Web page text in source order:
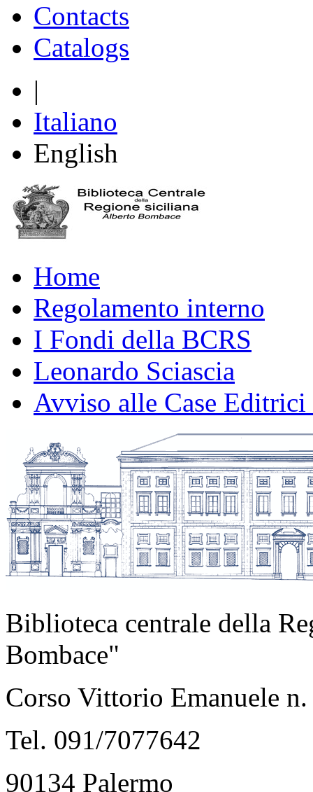
Contacts
Catalogs
|
Italiano
English
Home
Regolamento interno
I Fondi della BCRS
Leonardo Sciascia
Avviso alle Case
Biblioteca centrale della
Bombace"
Corso Vittorio Emanuele
Tel. 091/7077642
90134 Palermo